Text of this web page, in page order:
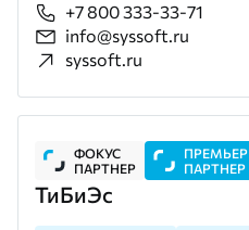
+7 800 333-33-71
info@syssoft.ru
syssoft.ru
ФОКУС
ПАРТНЕР
ПРЕМЬЕР
ПАРТНЕР
ТиБиЭс